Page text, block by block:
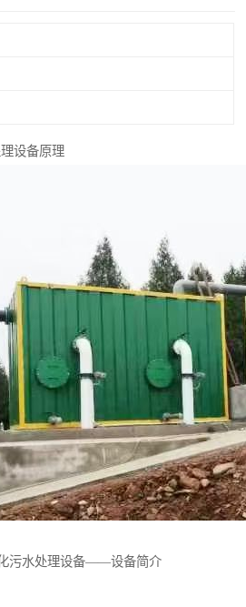
设备原理
污水处理设备——设备简介
水
设
理设 加药装置污水设备
污水处理设备生产厂家
二级生化污水处理设备
口腔科污水处理设备
乡村污水处理一体化设备
一体 一体化污水处理设备
理设 服务区一体化污水处理设
备
备 小型污水处理设备
设备 农村一体化污水处理设备